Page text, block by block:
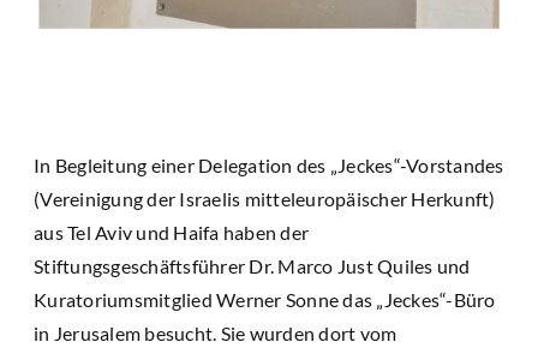
In Begleitung einer Delegation des „Jeckes“-Vorstandes
(Vereinigung der Israelis mitteleuropäischer Herkunft)
aus Tel Aviv und Haifa haben der
Stiftungsgeschäftsführer Dr. Marco Just Quiles und
Kuratoriumsmitglied Werner Sonne das „Jeckes“-Büro
in Jerusalem besucht. Sie wurden dort vom